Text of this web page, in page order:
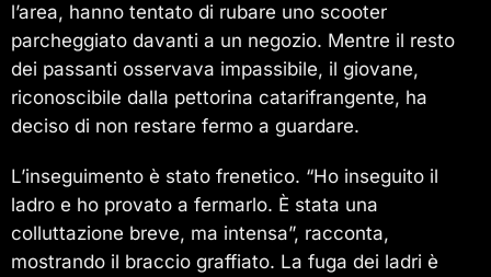
l’area, hanno tentato di rubare uno scooter
parcheggiato davanti a un negozio. Mentre il resto
dei passanti osservava impassibile, il giovane,
riconoscibile dalla pettorina catarifrangente, ha
deciso di non restare fermo a guardare.
L’inseguimento è stato frenetico. “Ho inseguito il
ladro e ho provato a fermarlo. È stata una
colluttazione breve, ma intensa”, racconta,
mostrando il braccio graffiato. La fuga dei ladri è